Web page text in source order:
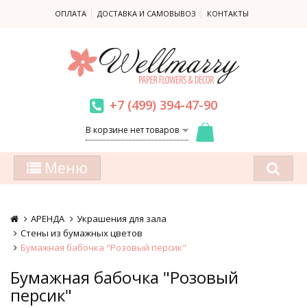
ОПЛАТА ДОСТАВКА И САМОВЫВОЗ КОНТАКТЫ
+7 (499) 394-47-90
В корзине нет товаров
Меню
АРЕНДА
Украшения для зала
Стены из бумажных цветов
Бумажная бабочка "Розовый персик"
Бумажная бабочка "Розовый
персик"